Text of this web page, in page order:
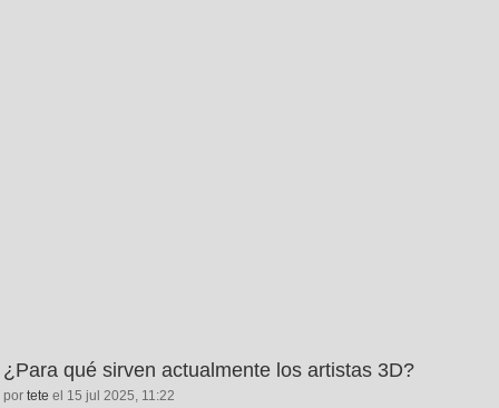
¿Para qué sirven actualmente los artistas 3D?
por tete el 15 jul 2025, 11:22